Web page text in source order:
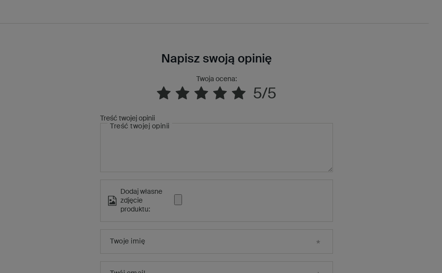
Napisz swoją opinię
Twoja ocena:
5/5
Treść twojej opinii
Treść twojej opinii
Dodaj własne
zdjęcie
produktu:
Twoje imię